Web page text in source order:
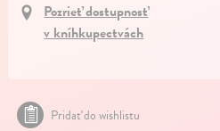
Pozrieť dostupnosť
v kníhkupectvách
Pridať do wishlistu